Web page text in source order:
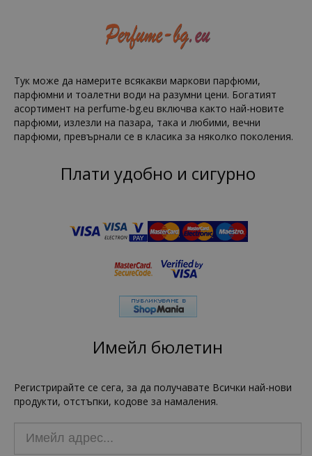
Тук може да намерите всякакви маркови парфюми,
парфюмни и тоалетни води на разумни цени. Богатият
асортимент на perfume-bg.eu включва както най-новите
парфюми, излезли на пазара, така и любими, вечни
парфюми, превърнали се в класика за няколко поколения.
Плати удобно и сигурно
Имейл бюлетин
Регистрирайте се сега, за да получавате Всички най-нови
продукти, отстъпки, кодове за намаления.